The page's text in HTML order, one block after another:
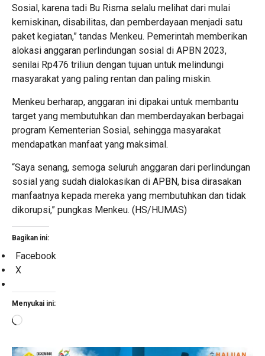
Sosial, karena tadi Bu Risma selalu melihat dari mulai
kemiskinan, disabilitas, dan pemberdayaan menjadi satu
paket kegiatan,” tandas Menkeu. Pemerintah memberikan
alokasi anggaran perlindungan sosial di APBN 2023,
senilai Rp476 triliun dengan tujuan untuk melindungi
masyarakat yang paling rentan dan paling miskin.
Menkeu berharap, anggaran ini dipakai untuk membantu
target yang membutuhkan dan memberdayakan berbagai
program Kementerian Sosial, sehingga masyarakat
mendapatkan manfaat yang maksimal.
“Saya senang, semoga seluruh anggaran dari perlindungan
sosial yang sudah dialokasikan di APBN, bisa dirasakan
manfaatnya kepada mereka yang membutuhkan dan tidak
dikorupsi,” pungkas Menkeu. (HS/HUMAS)
Bagikan ini:
Facebook
X
Menyukai ini:
Memuat...